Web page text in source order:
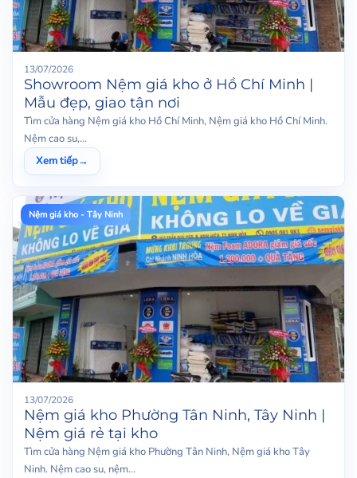
13/07/2026
Showroom Nệm giá kho ở Hồ Chí Minh |
Mẫu đẹp, giao tận nơi
Tìm cửa hàng Nệm giá kho Hồ Chí Minh, Nệm giá kho Hồ Chí Minh.
Nệm cao su,...
Xem tiếp→
Nệm giá kho - Tây Ninh
13/07/2026
Nệm giá kho Phường Tân Ninh, Tây Ninh |
Nệm giá rẻ tại kho
Tìm cửa hàng Nệm giá kho Phường Tân Ninh, Nệm giá kho Tây
Ninh. Nệm cao su, nệm...